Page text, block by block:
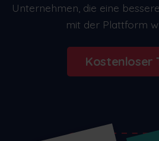
Unternehmen, die eine
mit der Plattform
Kostenloser